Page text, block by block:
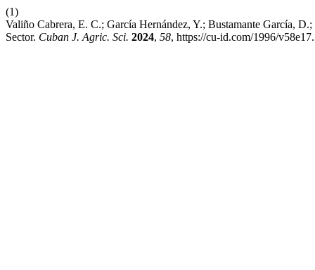
(1)
Valiño Cabrera, E. C.; García Hernández, Y.; Bustamante García,
Sector. Cuban J. Agric. Sci. 2024, 58, https://cu-id.com/1996/v58e17.